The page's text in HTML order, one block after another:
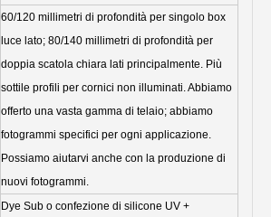
60/120 millimetri di profondità per singolo box
luce lato; 80/140 millimetri di profondità per
doppia scatola chiara lati principalmente. Più
sottile profili per cornici non illuminati. Abbiamo
offerto una vasta gamma di telaio; abbiamo
fotogrammi specifici per ogni applicazione.
Possiamo aiutarvi anche con la produzione di
nuovi fotogrammi.
Dye Sub o confezione di silicone UV +